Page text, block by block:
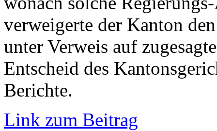
verweigerte der Kanton
unter Verweis auf
Entscheid des
Berichte.
Link zum Beitrag